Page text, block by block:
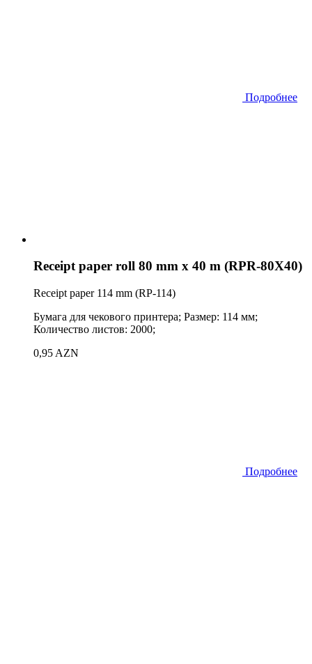
Подробнее
Receipt paper roll 80 mm x 40 m (RPR-80X40)
Receipt paper 114 mm (RP-114)
Бумага для чекового принтера; Размер: 114 мм;
Количество листов: 2000;
0,95 AZN
Подробнее